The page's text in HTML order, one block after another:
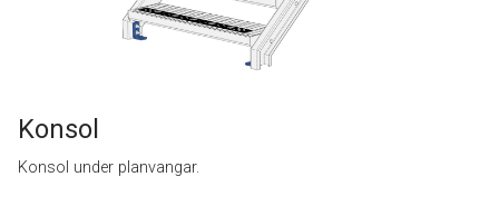
Konsol
Konsol under planvangar.